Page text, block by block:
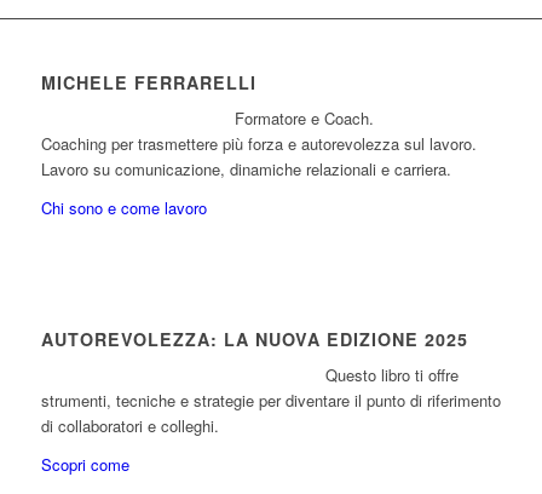
MICHELE FERRARELLI
Formatore e Coach.
Coaching per trasmettere più forza e autorevolezza sul lavoro.
Lavoro su comunicazione, dinamiche relazionali e carriera.
Chi sono e come lavoro
AUTOREVOLEZZA: LA NUOVA EDIZIONE 2025
Questo libro ti offre
strumenti, tecniche e strategie per diventare il punto di riferimento
di collaboratori e colleghi.
Scopri come